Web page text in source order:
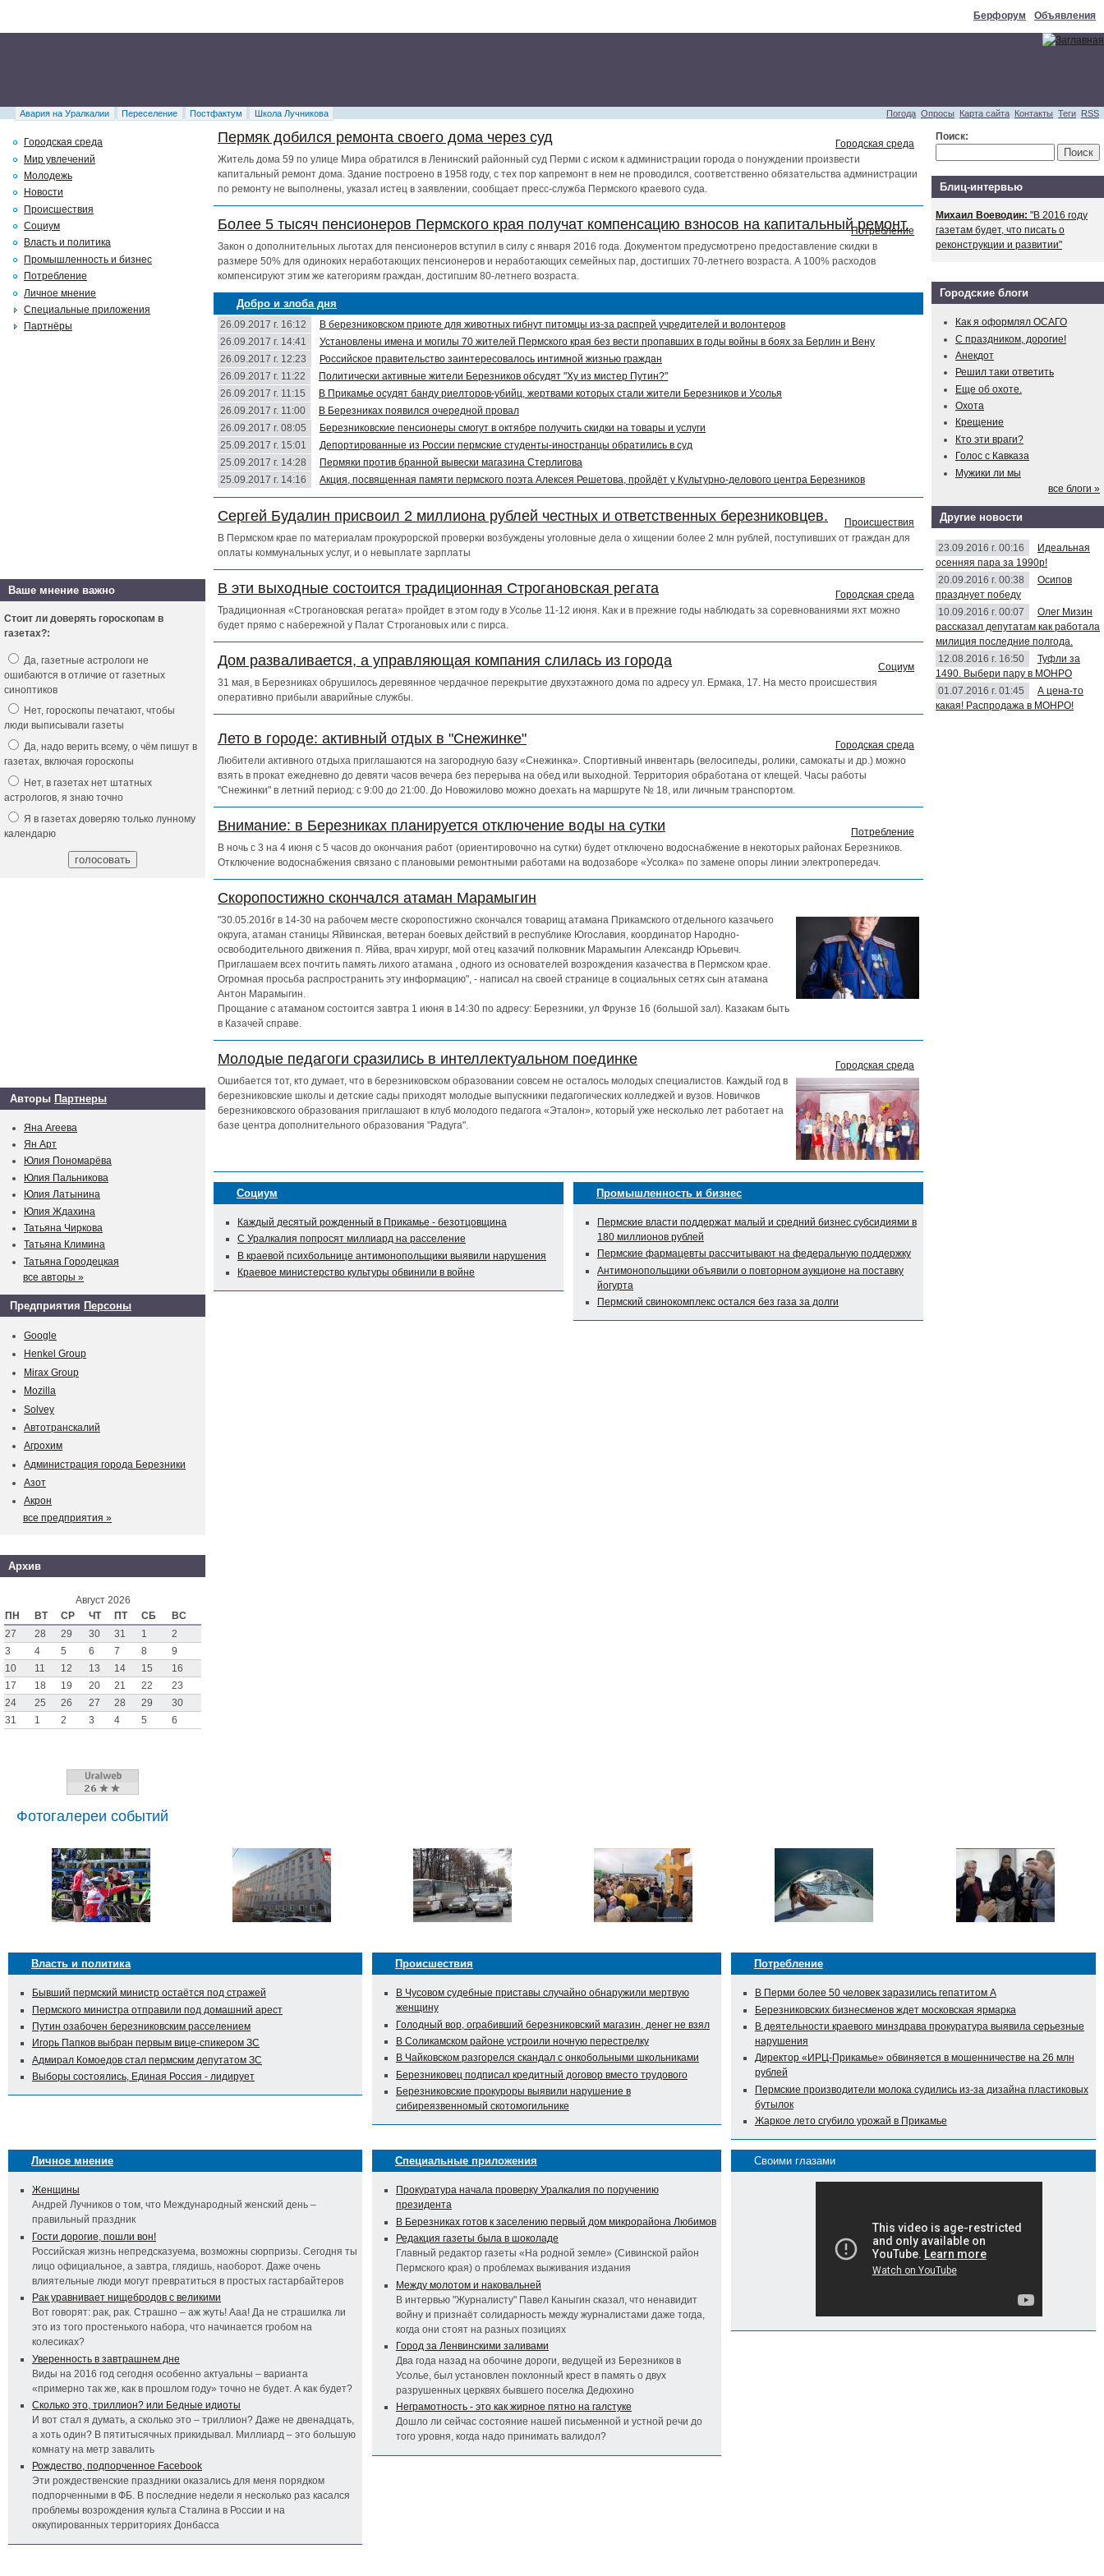
Берфорум Объявления
Погода Опросы Карта сайта Контакты Теги RSS
Авария на Уралкалии Переселение Постфактум Школа Лучникова
Пермяк добился ремонта своего дома через суд
Городская среда
Житель дома 59 по улице Мира обратился в Ленинский районный суд Перми с иском к администрации города о понуждении произвести
капитальный ремонт дома. Здание построено в 1958 году, с тех пор капремонт в нем не проводился, соответственно обязательства администрации
по ремонту не выполнены, указал истец в заявлении, сообщает пресс-служба Пермского краевого суда.
Более 5 тысяч пенсионеров Пермского края получат компенсацию взносов на капитальный ремонт.
Потребление
Закон о дополнительных льготах для пенсионеров вступил в силу с января 2016 года. Документом предусмотрено предоставление скидки в
размере 50% для одиноких неработающих пенсионеров и неработающих семейных пар, достигших 70-летнего возраста. А 100% расходов
компенсируют этим же категориям граждан, достигшим 80-летнего возраста.
Добро и злоба дня
26.09.2017 г. 16:12
В березниковском приюте для животных гибнут питомцы из-за распрей учредителей и волонтеров
26.09.2017 г. 14:41
Установлены имена и могилы 70 жителей Пермского края без вести пропавших в годы войны в боях за Берлин и Вену
26.09.2017 г. 12:23
Российское правительство заинтересовалось интимной жизнью граждан
26.09.2017 г. 11:22
Политически активные жители Березников обсудят "Ху из мистер Путин?"
26.09.2017 г. 11:15
В Прикамье осудят банду риелторов-убийц, жертвами которых стали жители Березников и Усолья
26.09.2017 г. 11:00
В Березниках появился очередной провал
26.09.2017 г. 08:05
Березниковские пенсионеры смогут в октябре получить скидки на товары и услуги
25.09.2017 г. 15:01
Депортированные из России пермские студенты-иностранцы обратились в суд
25.09.2017 г. 14:28
Пермяки против бранной вывески магазина Стерлигова
25.09.2017 г. 14:16
Акция, посвященная памяти пермского поэта Алексея Решетова, пройдёт у Культурно-делового центра Березников
Сергей Будалин присвоил 2 миллиона рублей честных и ответственных березниковцев.
Происшествия
В Пермском крае по материалам прокурорской проверки возбуждены уголовные дела о хищении более 2 млн рублей, поступивших от граждан для
оплаты коммунальных услуг, и о невыплате зарплаты
В эти выходные состоится традиционная Строгановская регата
Городская среда
Традиционная «Строгановская регата» пройдет в этом году в Усолье 11-12 июня. Как и в прежние годы наблюдать за соревнованиями яхт можно
будет прямо с набережной у Палат Строгановых или с пирса.
Дом разваливается, а управляющая компания слилась из города
Социум
31 мая, в Березниках обрушилось деревянное чердачное перекрытие двухэтажного дома по адресу ул. Ермака, 17. На место происшествия
оперативно прибыли аварийные службы.
Лето в городе: активный отдых в "Снежинке"
Городская среда
Любители активного отдыха приглашаются на загородную базу «Снежинка». Спортивный инвентарь (велосипеды, ролики, самокаты и др.) можно
взять в прокат ежедневно до девяти часов вечера без перерыва на обед или выходной. Территория обработана от клещей. Часы работы
"Снежинки" в летний период: с 9:00 до 21:00. До Новожилово можно доехать на маршруте № 18, или личным транспортом.
Внимание: в Березниках планируется отключение воды на сутки
Потребление
В ночь с 3 на 4 июня с 5 часов до окончания работ (ориентировочно на сутки) будет отключено водоснабжение в некоторых районах Березников.
Отключение водоснабжения связано с плановыми ремонтными работами на водозаборе «Усолка» по замене опоры линии электропередач.
Скоропостижно скончался атаман Марамыгин
"30.05.2016г в 14-30 на рабочем месте скоропостижно скончался товарищ атамана Прикамского отдельного казачьего
округа, атаман станицы Яйвинская, ветеран боевых действий в республике Югославия, координатор Народно-
освободительного движения п. Яйва, врач хирург, мой отец казачий полковник Марамыгин Александр Юрьевич.
Приглашаем всех почтить память лихого атамана , одного из основателей возрождения казачества в Пермском крае.
Огромная просьба распространить эту информацию", - написал на своей странице в социальных сетях сын атамана
Антон Марамыгин.
Прощание с атаманом состоится завтра 1 июня в 14:30 по адресу: Березники, ул Фрунзе 16 (большой зал). Казакам быть
в Казачей справе.
Молодые педагоги сразились в интеллектуальном поединке
Городская среда
Ошибается тот, кто думает, что в березниковском образовании совсем не осталось молодых специалистов. Каждый год в
березниковские школы и детские сады приходят молодые выпускники педагогических колледжей и вузов. Новичков
березниковского образования приглашают в клуб молодого педагога «Эталон», который уже несколько лет работает на
базе центра дополнительного образования "Радуга".
Социум
Каждый десятый рожденный в Прикамье - безотцовщина
С Уралкалия попросят миллиард на расселение
В краевой психбольнице антимонопольщики выявили нарушения
Краевое министерство культуры обвинили в войне
Промышленность и бизнес
Пермские власти поддержат малый и средний бизнес субсидиями в
180 миллионов рублей
Пермские фармацевты рассчитывают на федеральную поддержку
Антимонопольщики объявили о повторном аукционе на поставку
йогурта
Пермский свинокомплекс остался без газа за долги
Городская среда
Мир увлечений
Молодежь
Новости
Происшествия
Социум
Власть и политика
Промышленность и бизнес
Потребление
Личное мнение
Специальные приложения
Партнёры
Ваше мнение важно
Стоит ли доверять гороскопам в
газетах?:
Да, газетные астрологи не
ошибаются в отличие от газетных
синоптиков
Нет, гороскопы печатают, чтобы
люди выписывали газеты
Да, надо верить всему, о чём пишут в
газетах, включая гороскопы
Нет, в газетах нет штатных
астрологов, я знаю точно
Я в газетах доверяю только лунному
календарю
Авторы Партнеры
Яна Агеева
Ян Арт
Юлия Пономарёва
Юлия Пальникова
Юлия Латынина
Юлия Ждахина
Татьяна Чиркова
Татьяна Климина
Татьяна Городецкая
все авторы »
Предприятия Персоны
Google
Henkel Group
Mirax Group
Mozilla
Solvey
Автотранскалий
Агрохим
Администрация города Березники
Азот
Акрон
все предприятия »
Архив
Август 2026
ПН
ВТ СР ЧТ ПТ СБ
ВС
27
28 29 30 31 1
2
3
4 5 6 7 8
9
10
11 12 13 14 15
16
17
18 19 20 21 22
23
24
25 26 27 28 29
30
31
1 2 3 4 5 6
Поиск:
Блиц-интервью
Михаил Воеводин: "В 2016 году
газетам будет, что писать о
реконструкции и развитии"
Городские блоги
Как я оформлял ОСАГО
С праздником, дорогие!
Анекдот
Решил таки ответить
Еще об охоте.
Охота
Крещение
Кто эти враги?
Голос с Кавказа
Мужики ли мы
все блоги »
Другие новости
23.09.2016 г. 00:16
Идеальная
осенняя пара за 1990р!
20.09.2016 г. 00:38
Осипов
празднует победу
10.09.2016 г. 00:07
Олег Мизин
рассказал депутатам как работала
милиция последние полгода.
12.08.2016 г. 16:50
Туфли за
1490. Выбери пару в МОНРО
01.07.2016 г. 01:45
А цена-то
какая! Распродажа в МОНРО!
Фотогалереи событий
Власть и политика
Бывший пермский министр остаётся под стражей
Пермского министра отправили под домашний арест
Путин озабочен березниковским расселением
Игорь Папков выбран первым вице-спикером ЗС
Адмирал Комоедов стал пермским депутатом ЗС
Выборы состоялись, Единая Россия - лидирует
Происшествия
В Чусовом судебные приставы случайно обнаружили мертвую
женщину
Голодный вор, ограбивший березниковский магазин, денег не взял
В Соликамском районе устроили ночную перестрелку
В Чайковском разгорелся скандал с онкобольными школьниками
Березниковец подписал кредитный договор вместо трудового
Березниковские прокуроры выявили нарушение в
сибиреязвенномый скотомогильнике
Потребление
В Перми более 50 человек заразились гепатитом А
Березниковских бизнесменов ждет московская ярмарка
В деятельности краевого минздрава прокуратура выявила серьезные
нарушения
Директор «ИРЦ-Прикамье» обвиняется в мошенничестве на 26 млн
рублей
Пермские производители молока судились из-за дизайна пластиковых
бутылок
Жаркое лето сгубило урожай в Прикамье
Личное мнение
Женщины
Андрей Лучников о том, что Международный женский день –
правильный праздник
Гости дорогие, пошли вон!
Российская жизнь непредсказуема, возможны сюрпризы. Сегодня ты
лицо официальное, а завтра, глядишь, наоборот. Даже очень
влиятельные люди могут превратиться в простых гастарбайтеров
Рак уравнивает нищебродов с великими
Вот говорят: рак, рак. Страшно – аж жуть! Ааа! Да не страшилка ли
это из того простенького набора, что начинается гробом на
колесиках?
Уверенность в завтрашнем дне
Виды на 2016 год сегодня особенно актуальны – варианта
«примерно так же, как в прошлом году» точно не будет. А как будет?
Сколько это, триллион? или Бедные идиоты
И вот стал я думать, а сколько это – триллион? Даже не двенадцать,
а хоть один? В пятитысячных прикидывал. Миллиард – это большую
комнату на метр завалить
Рождество, подпорченное Facebook
Эти рождественские праздники оказались для меня порядком
подпорченными в ФБ. В последние недели я несколько раз касался
проблемы возрождения культа Сталина в России и на
оккупированных территориях Донбасса
Специальные приложения
Прокуратура начала проверку Уралкалия по поручению
президента
В Березниках готов к заселению первый дом микрорайона Любимов
Редакция газеты была в шоколаде
Главный редактор газеты «На родной земле» (Сивинской район
Пермского края) о проблемах выживания издания
Между молотом и наковальней
В интервью "Журналисту" Павел Каныгин сказал, что ненавидит
войну и признаёт солидарность между журналистами даже тогда,
когда они стоят на разных позициях
Город за Ленвинскими заливами
Два года назад на обочине дороги, ведущей из Березников в
Усолье, был установлен поклонный крест в память о двух
разрушенных церквях бывшего поселка Дедюхино
Неграмотность - это как жирное пятно на галстуке
Дошло ли сейчас состояние нашей письменной и устной речи до
того уровня, когда надо принимать валидол?
Своими глазами